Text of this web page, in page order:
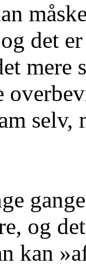
det
mere
og
kan